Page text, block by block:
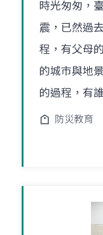
時光匆匆，
震，已然過
程，有父母
的城巿與地
的過程，有
防災教育